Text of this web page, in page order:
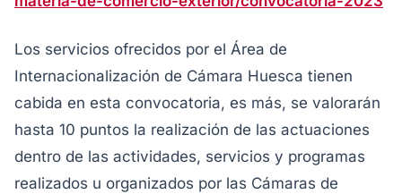
Los servicios ofrecidos por el Área de
Internacionalización de Cámara Huesca tienen
cabida en esta convocatoria, es más, se valorarán
hasta 10 puntos la realización de las actuaciones
dentro de las actividades, servicios y programas
realizados u organizados por las Cámaras de